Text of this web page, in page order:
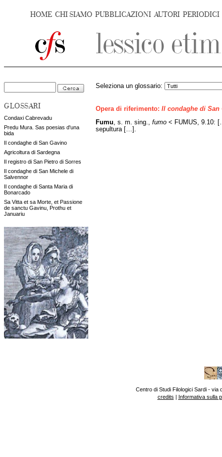
HOME CHI SIAMO PUBBLICAZIONI AUTORI PERIODICI
GLOSSARI
Condaxi Cabrevadu
Predu Mura. Sas poesias d'una
bida
Il condaghe di San Gavino
Agricoltura di Sardegna
Il registro di San Pietro di Sorres
Il condaghe di San Michele di
Salvennor
Il condaghe di Santa Maria di
Bonarcado
Sa Vitta et sa Morte, et Passione
de sanctu Gavinu, Prothu et
Januariu
Seleziona un glossario:
Opera di riferimento: Il condaghe di San
Fumu , s. m. sing., fumo < FUMUS, 9.10:
sepultura […].
Centro di Studi Filologici Sardi - via
credits | Informativa sulla